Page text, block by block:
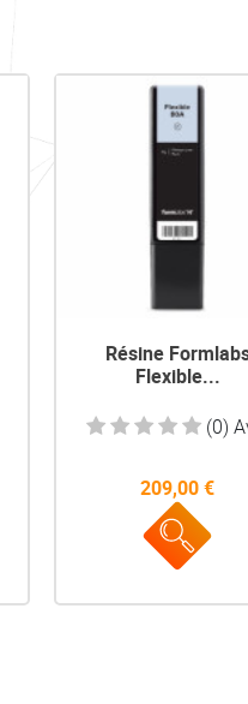
 Aperçu rapide
Résine
Flexible...
(0)
Prix
209,00 €